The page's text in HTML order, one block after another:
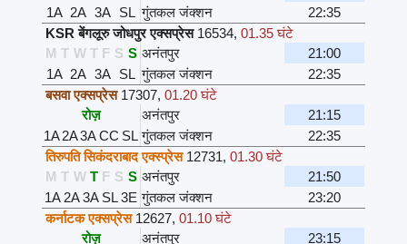
1A 2A 3A SL गुंतकल जंक्शन
22:35
KSR बेंगलूरु जोधपुर एक्सप्रेस 16534,01.35 घंटे
M T W T F S S अनंतपुर
21:00
1A 2A 3A SL गुंतकल जंक्शन
22:35
बसवा एक्सप्रेस 17307,01.20 घंटे
रोज़
अनंतपुर
21:15
1A2A3ACC SL गुंतकल जंक्शन
22:35
तिरुपति सिकंदराबाद एक्स्प्रेस 12731,01.30 घंटे
M T W T F S S अनंतपुर
21:50
1A 2A 3A SL 3E गुंतकल जंक्शन
23:20
कर्नाटक एक्सप्रेस 12627,01.10 घंटे
रोज़
अनंतपुर
23:15